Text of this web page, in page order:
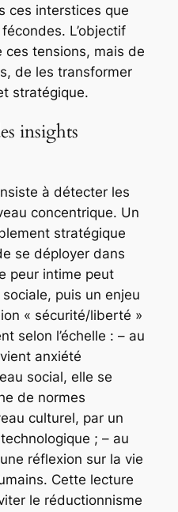
ces interstices que
L’objectif
ces tensions, mais de
de les transformer
stratégique.
insights
à détecter les
concentrique. Un
stratégique
se déployer dans
peur intime peut
puis un enjeu
« sécurité/liberté »
selon l’échelle : – au
anxiété
social, elle se
de normes
culturel, par un
; – au
réflexion sur la vie
Cette lecture
le réductionnisme